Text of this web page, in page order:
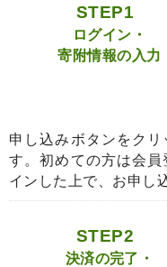
STEP1
ログイン・
寄附情報の入力
申し込みボタンをク
す。初めての方は会
インした上で、お申し
STEP2
決済の完了・